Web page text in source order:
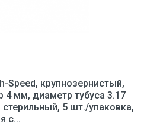
Speed, крупнозернистый,
4 мм, диаметр тубуса 3.17
5 шт./упаковка,
с...